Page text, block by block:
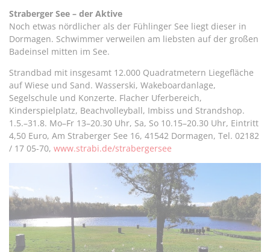
Straberger See – der Aktive
Noch etwas nördlicher als der Fühlinger See liegt dieser in
Dormagen. Schwimmer verweilen am liebsten auf der großen
Badeinsel mitten im See.
Strandbad mit insgesamt 12.000 Quadratmetern Liegefläche
auf Wiese und Sand. Wasserski, Wakeboardanlage,
Segelschule und Konzerte. Flacher Uferbereich,
Kinderspielplatz, Beachvolleyball, Imbiss und Strandshop.
1.5.–31.8. Mo–Fr 13–20.30 Uhr, Sa, So 10.15–20.30 Uhr, Eintritt
4,50 Euro, Am Straberger See 16, 41542 Dormagen, Tel. 02182
/ 17 05-70, www.strabi.de/strabergersee